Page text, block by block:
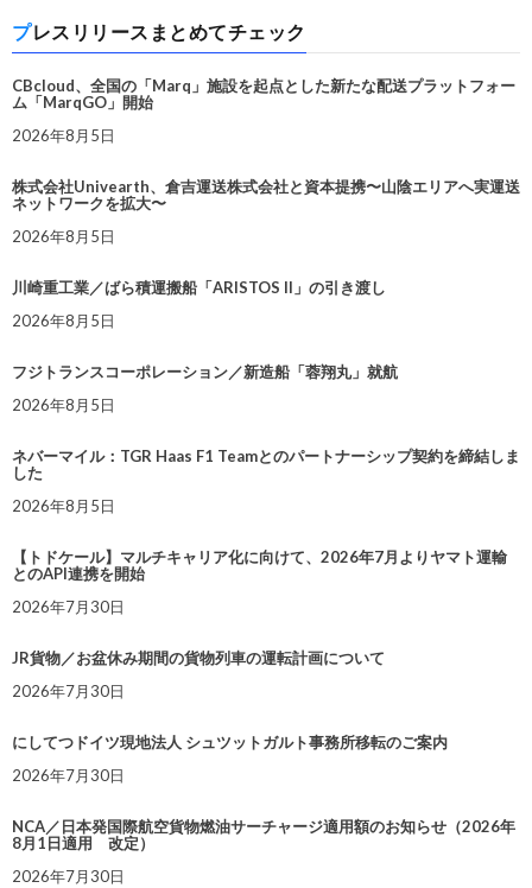
プレスリリースまとめてチェック
CBcloud、全国の「Marq」施設を起点とした新たな配送プラットフォー
ム「MarqGO」開始
2026年8月5日
株式会社Univearth、倉吉運送株式会社と資本提携〜山陰エリアへ実運送
ネットワークを拡大〜
2026年8月5日
川崎重工業／ばら積運搬船「ARISTOS II」の引き渡し
2026年8月5日
フジトランスコーポレーション／新造船「蓉翔丸」就航
2026年8月5日
ネバーマイル：TGR Haas F1 Teamとのパートナーシップ契約を締結しま
した
2026年8月5日
【トドケール】マルチキャリア化に向けて、2026年7月よりヤマト運輸
とのAPI連携を開始
2026年7月30日
JR貨物／お盆休み期間の貨物列車の運転計画について
2026年7月30日
にしてつドイツ現地法人 シュツットガルト事務所移転のご案内
2026年7月30日
NCA／日本発国際航空貨物燃油サーチャージ適用額のお知らせ（2026年
8月1日適用 改定）
2026年7月30日